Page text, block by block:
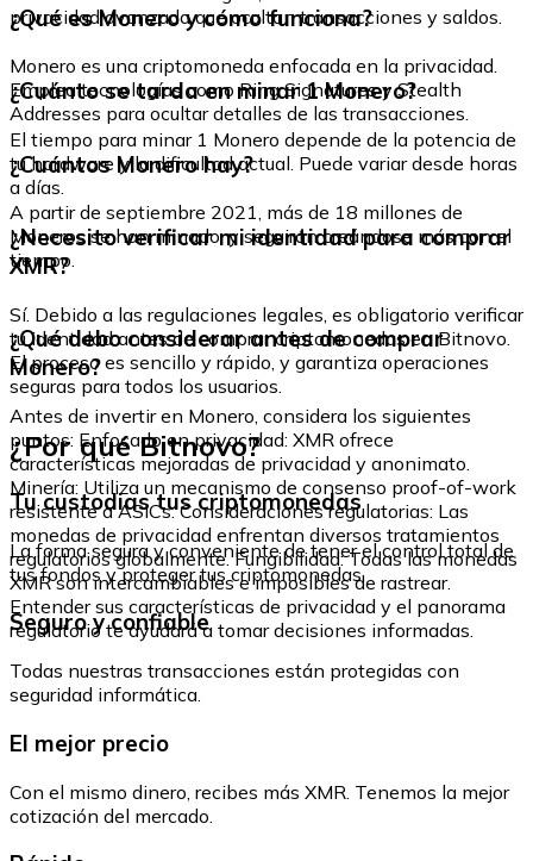
privacidad avanzada que ocultan transacciones y saldos.
¿Qué es Monero y cómo funciona?
Monero es una criptomoneda enfocada en la privacidad.
Emplea tecnologías como Ring Signatures y Stealth
Addresses para ocultar detalles de las transacciones.
¿Cuánto se tarda en minar 1 Monero?
El tiempo para minar 1 Monero depende de la potencia de
tu hardware y la dificultad actual. Puede variar desde horas
a días.
¿Cuántos Monero hay?
A partir de septiembre 2021, más de 18 millones de
Moneros se han minado, y seguirán creándose más con el
tiempo.
¿Necesito verificar mi identidad para comprar
XMR?
Sí. Debido a las regulaciones legales, es obligatorio verificar
tu identidad antes de comprar criptomonedas en Bitnovo.
El proceso es sencillo y rápido, y garantiza operaciones
seguras para todos los usuarios.
¿Qué debo considerar antes de comprar
Monero?
Antes de invertir en Monero, considera los siguientes
puntos: Enfocado en privacidad: XMR ofrece
características mejoradas de privacidad y anonimato.
Minería: Utiliza un mecanismo de consenso proof-of-work
resistente a ASICs. Consideraciones regulatorias: Las
monedas de privacidad enfrentan diversos tratamientos
regulatorios globalmente. Fungibilidad: Todas las monedas
XMR son intercambiables e imposibles de rastrear.
Entender sus características de privacidad y el panorama
regulatorio te ayudará a tomar decisiones informadas.
¿Por qué Bitnovo?
Tu custodias tus criptomonedas
La forma segura y conveniente de tener el control total de
tus fondos y proteger tus criptomonedas.
Seguro y confiable
Todas nuestras transacciones están protegidas con
seguridad informática.
El mejor precio
Con el mismo dinero, recibes más XMR. Tenemos la mejor
cotización del mercado.